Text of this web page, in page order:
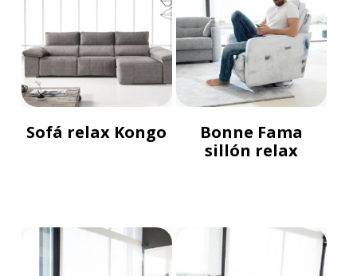
Sofá relax Kongo
Bonne Fama
sillón relax